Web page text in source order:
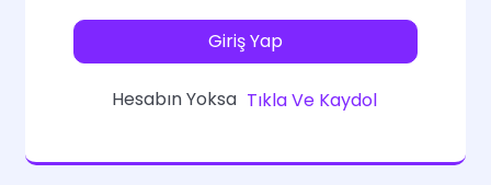
Giriş Yap
Hesabın Yoksa Tıkla Ve Kaydol